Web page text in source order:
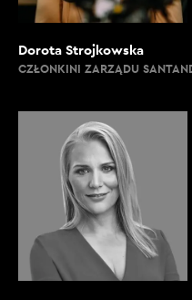
Dorota Strojkowska
CZŁONKINI ZARZĄDU